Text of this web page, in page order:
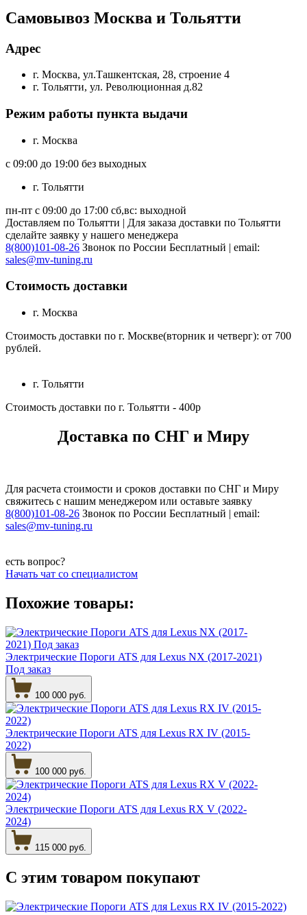
Самовывоз Москва и Тольятти
Адрес
г. Москва, ул.Ташкентская, 28, строение 4
г. Тольятти, ул. Революционная д.82
Режим работы пункта выдачи
г. Москва
с 09:00 до 19:00 без выходных
г. Тольятти
пн-пт с 09:00 до 17:00 сб,вс: выходной
Доставляем по Тольятти | Для заказа доставки по Тольятти
сделайте заявку у нашего менеджера
8(800)101-08-26 Звонок по России Бесплатный | email:
sales@mv-tuning.ru
Стоимость доставки
г. Москва
Стоимость доставки по г. Москве(вторник и четверг): от 700
рублей.
г. Тольятти
Стоимость доставки по г. Тольятти - 400р
Доставка по СНГ и Миру
Для расчета стоимости и сроков доставки по СНГ и Миру
свяжитесь с нашим менеджером или оставьте заявку
8(800)101-08-26 Звонок по России Бесплатный | email:
sales@mv-tuning.ru
есть вопрос?
Начать чат со специалистом
Похожие товары:
Электрические Пороги ATS для Lexus NX (2017-2021)
Под заказ
100 000 руб.
Электрические Пороги ATS для Lexus RX IV (2015-
2022)
100 000 руб.
Электрические Пороги ATS для Lexus RX V (2022-
2024)
115 000 руб.
С этим товаром покупают